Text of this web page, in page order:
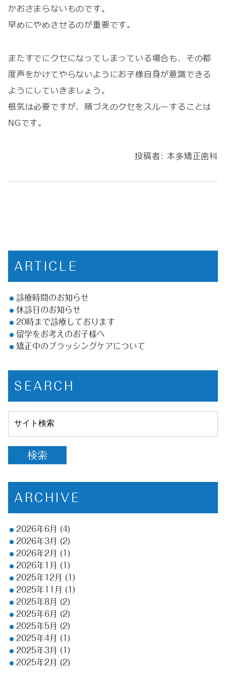
かおさまらないものです。
早めにやめさせるのが重要です。
またすでにクセになってしまっている場合も、その都
度声をかけてやらないようにお子様自身が意識できる
ようにしていきましょう。
根気は必要ですが、頬づえのクセをスルーすることは
NGです。
投稿者:本多矯正歯科
ARTICLE
診療時間のお知らせ
休診日のお知らせ
20時まで診療しております
留学をお考えのお子様へ
矯正中のブラッシングケアについて
SEARCH
ARCHIVE
2026年6月
(4)
2026年3月
(2)
2026年2月
(1)
2026年1月
(1)
2025年12月
(1)
2025年11月
(1)
2025年8月
(2)
2025年6月
(2)
2025年5月
(2)
2025年4月
(1)
2025年3月
(1)
2025年2月
(2)